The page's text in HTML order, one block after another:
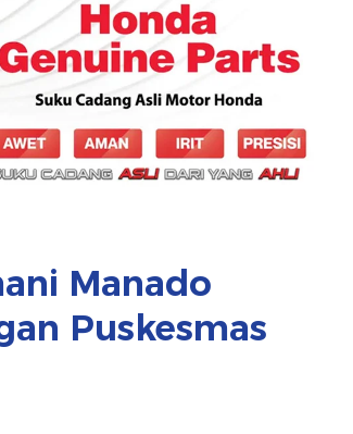
Manado
Puskesmas